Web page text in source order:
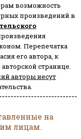
возможность
произведений в
Перепечатка
его автора, к
странице.
авторы несут
на
лицам.